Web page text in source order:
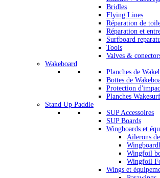
Bridles
Flying Lines
Réparation de
Réparation et
Surfboard
Tools
Valves &
Wakeboard
Planches de
Bottes de
Protection
Planches Wakesurf
Stand Up Paddle
SUP Accessoires
SUP Boards
Wingboards et
Ailerons
Wingfoil
Wingfoil
Wings et